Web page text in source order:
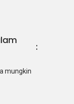
mungkin